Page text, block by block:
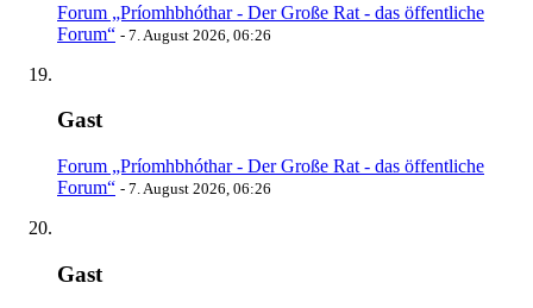
Forum „Príomhbhóthar - Der Große Rat - das öffentliche
Forum“ - 7. August 2026, 06:26
Gast
Forum „Príomhbhóthar - Der Große Rat - das öffentliche
Forum“ - 7. August 2026, 06:26
Gast